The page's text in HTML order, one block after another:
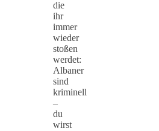
die
ihr
immer
wieder
stoßen
werdet:
Albaner
sind
kriminell
–
du
wirst